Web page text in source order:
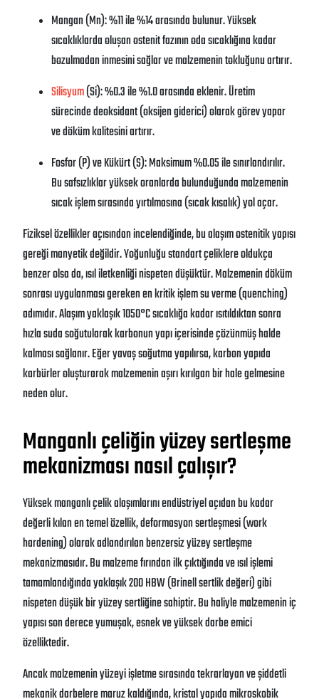
Mangan (Mn): %11 ile %14 arasında bulunur. Yüksek
sıcaklıklarda oluşan ostenit fazının oda sıcaklığına kadar
bozulmadan inmesini sağlar ve malzemenin tokluğunu artırır.
Silisyum(Si): %0.3 ile %1.0 arasında eklenir. Üretim
sürecinde deoksidant (oksijen giderici) olarak görev yapar
ve döküm kalitesini artırır.
Fosfor (P) ve Kükürt (S): Maksimum %0.05 ile sınırlandırılır.
Bu safsızlıklar yüksek oranlarda bulunduğunda malzemenin
sıcak işlem sırasında yırtılmasına (sıcak kısalık) yol açar.
Fiziksel özellikler açısından incelendiğinde, bu alaşım ostenitik yapısı
gereği manyetik değildir. Yoğunluğu standart çeliklere oldukça
benzer olsa da, ısıl iletkenliği nispeten düşüktür. Malzemenin döküm
sonrası uygulanması gereken en kritik işlem su verme (quenching)
adımıdır. Alaşım yaklaşık 1050°C sıcaklığa kadar ısıtıldıktan sonra
hızla suda soğutularak karbonun yapı içerisinde çözünmüş halde
kalması sağlanır. Eğer yavaş soğutma yapılırsa, karbon yapıda
karbürler oluşturarak malzemenin aşırı kırılgan bir hale gelmesine
neden olur.
Manganlı çeliğin yüzey sertleşme
mekanizması nasıl çalışır?
Yüksek manganlı çelik alaşımlarını endüstriyel açıdan bu kadar
değerli kılan en temel özellik, deformasyon sertleşmesi (work
hardening) olarak adlandırılan benzersiz yüzey sertleşme
mekanizmasıdır. Bu malzeme fırından ilk çıktığında ve ısıl işlemi
tamamlandığında yaklaşık 200 HBW (Brinell sertlik değeri) gibi
nispeten düşük bir yüzey sertliğine sahiptir. Bu haliyle malzemenin iç
yapısı son derece yumuşak, esnek ve yüksek darbe emici
özelliktedir.
Ancak malzemenin yüzeyi işletme sırasında tekrarlayan ve şiddetli
mekanik darbelere maruz kaldığında, kristal yapıda mikroskobik